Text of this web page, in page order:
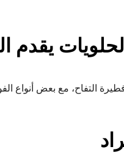
يقدم
التفاح، مع بعض أنواع